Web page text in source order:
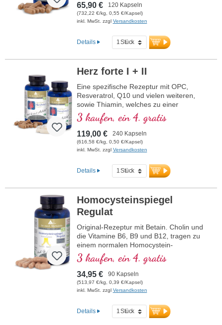
65,90 € 120 Kapseln
(732,22 €/kg, 0,55 €/Kapsel)
inkl. MwSt. zzgl Versandkosten
Details
Herz forte I + II
Eine spezifische Rezeptur mit OPC,
Resveratrol, Q10 und vielen weiteren,
sowie Thiamin, welches zu einer
normalen Herzfunktion beiträgt. (Rezeptur
1 und Rezeptur 2)
3 kaufen, ein 4. gratis
119,00 € 240 Kapseln
(616,58 €/kg, 0,50 €/Kapsel)
inkl. MwSt. zzgl Versandkosten
Details
Homocysteinspiegel
Regulat
Original-Rezeptur mit Betain. Cholin und
die Vitamine B6, B9 und B12, tragen zu
einem normalen Homocystein-
Stoffwechsel bei. Betain muss mit mind.
1,5 g enthalten sein, um eine Wirkung auf
den Homocysteinspiegel zu haben. B-
Vitamine in bioaktiver Form.
3 kaufen, ein 4. gratis
34,95 € 90 Kapseln
(513,97 €/kg, 0,39 €/Kapsel)
inkl. MwSt. zzgl Versandkosten
Details